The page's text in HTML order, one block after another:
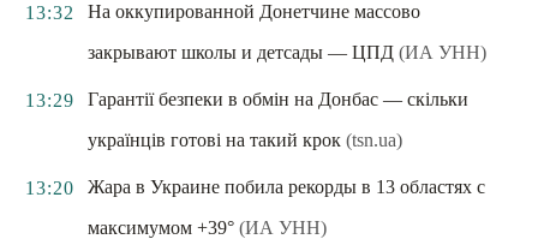
13:32
На оккупированной Донетчине массово
закрывают школы и детсады — ЦПД (ИА УНН)
13:29
Гарантії безпеки в обмін на Донбас — скільки
українців готові на такий крок (tsn.ua)
13:20
Жара в Украине побила рекорды в 13 областях с
максимумом +39° (ИА УНН)